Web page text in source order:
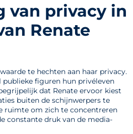
van privacy in
Renate
te hechten aan haar privacy.
publieke figuren hun privéleven
dat Renate ervoor kiest
buiten de schijnwerpers te
ruimte om zich te concentreren
constante druk van de media-